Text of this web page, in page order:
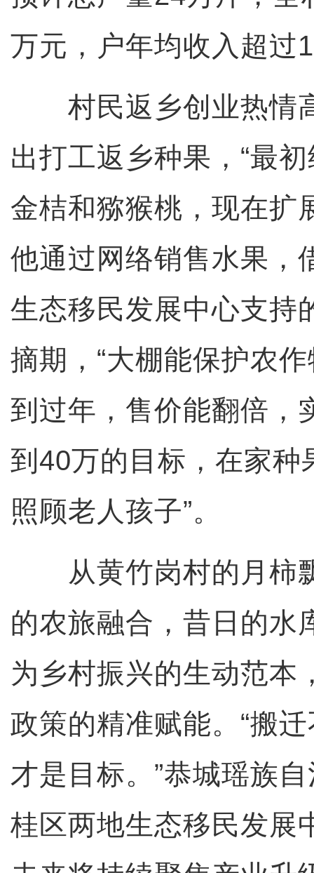
万元，户年均收入超过
村民返乡创业热情
出打工返乡种果，“最
金桔和猕猴桃，现在扩
他通过网络销售水果，
生态移民发展中心支持
摘期，“大棚能保护农
到过年，售价能翻倍，
到40万的目标，在家种
照顾老人孩子”。
从黄竹岗村的月柿
的农旅融合，昔日的水
为乡村振兴的生动范本
政策的精准赋能。“搬
才是目标。”恭城瑶族
桂区两地生态移民发展